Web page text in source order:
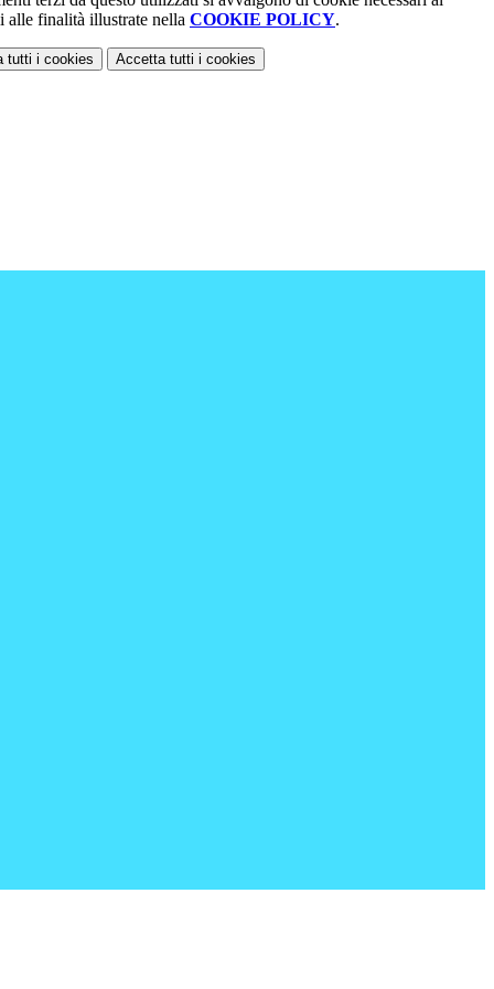
alle finalità illustrate nella COOKIE POLICY.
tutti i cookies Accetta tutti i cookies